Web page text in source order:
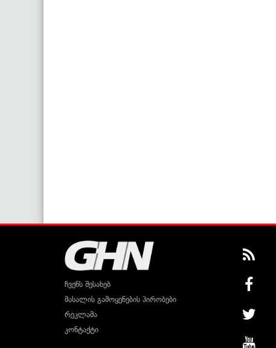
ჩვენს შესახებ
მასალის გამოყენების პირობები
რეკლამა
კონტაქტი